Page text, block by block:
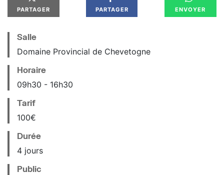
PARTAGER PARTAGER ENVOYER
Salle
Domaine Provincial de Chevetogne
Horaire
09h30 16h30
Tarif
100€
Durée
4 jours
Public